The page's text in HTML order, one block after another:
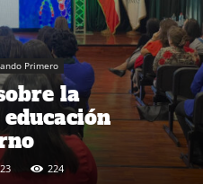
Primero
la
224